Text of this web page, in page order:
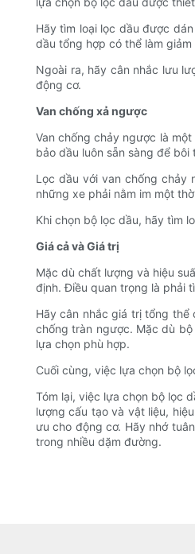
Hãy tìm loại lọc dầu được
dầu tổng hợp có thể làm
Ngoài ra, hãy cân nhắc lưu
động cơ.
Van chống xả ngược
Van chống chảy ngược là
bảo dầu luôn sẵn sàng để
Lọc dầu với van chống chảy
những xe phải nằm im một
Khi chọn bộ lọc dầu, hãy tìm
Giá cả và Giá trị
Mặc dù chất lượng và hiệu
định. Điều quan trọng là phải
Hãy cân nhắc giá trị tổng
chống tràn ngược. Mặc dù
lựa chọn phù hợp.
Cuối cùng, việc lựa chọn bộ
Tóm lại, việc lựa chọn bộ lọc
lượng cấu tạo và vật liệu,
ưu cho động cơ. Hãy nhớ
trong nhiều dặm đường.